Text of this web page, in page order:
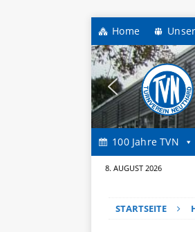
Home
100 Jahre TVN
8. AUGUST 2026
STARTSEITE